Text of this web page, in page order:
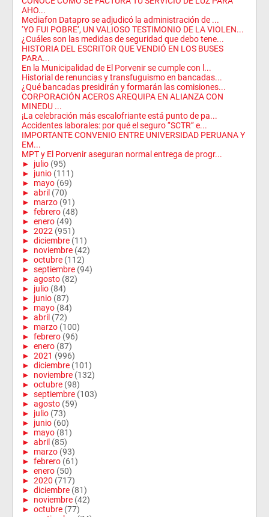
AHO...
Mediafon Datapro se adjudicó la administración de ...
‘YO FUI POBRE’, UN VALIOSO TESTIMONIO DE LA VIOLEN...
¿Cuáles son las medidas de seguridad que debo tene...
HISTORIA DEL ESCRITOR QUE VENDIÓ EN LOS BUSES
PARA...
En la Municipalidad de El Porvenir se cumple con l...
Historial de renuncias y transfuguismo en bancadas...
¿Qué bancadas presidirán y formarán las comisiones...
CORPORACIÓN ACEROS AREQUIPA EN ALIANZA CON
MINEDU ...
¡La celebración más escalofriante está punto de pa...
Accidentes laborales: por qué el seguro ‘’SCTR’’ e...
IMPORTANTE CONVENIO ENTRE UNIVERSIDAD PERUANA Y
EM...
MPT y El Porvenir aseguran normal entrega de progr...
► julio (95)
► junio (111)
► mayo (69)
► abril (70)
► marzo (91)
► febrero (48)
► enero (49)
► 2022 (951)
► diciembre (11)
► noviembre (42)
► octubre (112)
► septiembre (94)
► agosto (82)
► julio (84)
► junio (87)
► mayo (84)
► abril (72)
► marzo (100)
► febrero (96)
► enero (87)
► 2021 (996)
► diciembre (101)
► noviembre (132)
► octubre (98)
► septiembre (103)
► agosto (59)
► julio (73)
► junio (60)
► mayo (81)
► abril (85)
► marzo (93)
► febrero (61)
► enero (50)
► 2020 (717)
► diciembre (81)
► noviembre (42)
► octubre (77)